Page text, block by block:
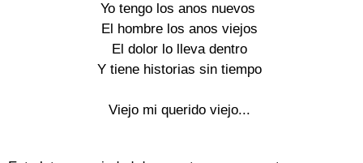
Yo tengo los anos nuevos
El hombre los anos viejos
El dolor lo lleva dentro
Y tiene historias sin tiempo
Viejo mi querido viejo...